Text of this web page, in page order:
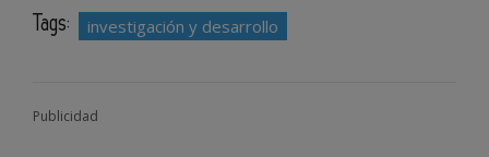
Tags: investigación y desarrollo
Publicidad